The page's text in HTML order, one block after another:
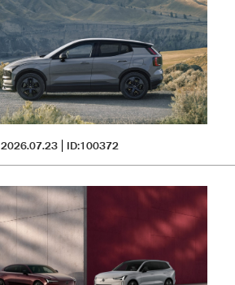
2026.07.23 ID:100372